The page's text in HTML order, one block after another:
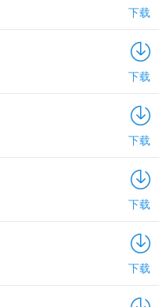
下载
下载
下载
下载
下载